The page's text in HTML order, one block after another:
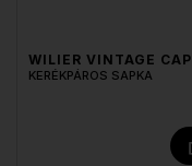
WILIER VINTAGE CAP
KERÉKPÁROS SAPKA